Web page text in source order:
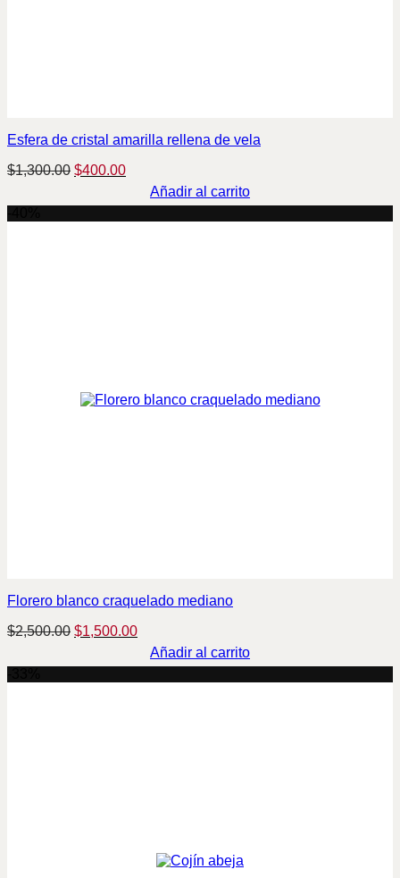
Esfera de cristal amarilla rellena de vela
$1,300.00 Original
was:
$1,300.00.
$400.00Current
price
is:
$400.00.
Añadir al carrito
Florero blanco craquelado mediano
$2,500.00 Original
was:
$2,500.00.
$1,500.00Current
price
is:
$1,500.00.
Añadir al carrito